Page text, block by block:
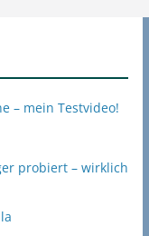
– mein Testvideo!
probiert – wirklich